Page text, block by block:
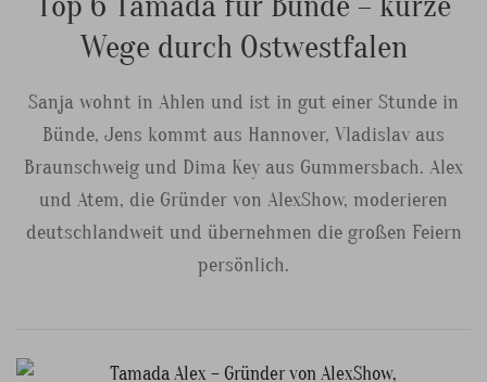
Wege durch Ostwestfalen
Sanja wohnt in Ahlen und ist in gut einer Stunde in
Bünde, Jens kommt aus Hannover, Vladislav aus
Braunschweig und Dima Key aus Gummersbach. Alex
und Atem, die Gründer von AlexShow, moderieren
deutschlandweit und übernehmen die großen Feiern
persönlich.